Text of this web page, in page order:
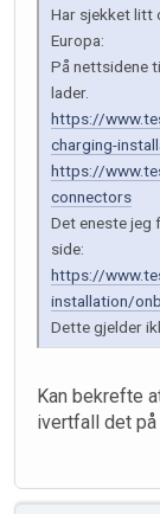
Har sjekket litt
Europa:
På nettsidene
lader.
https://
charging-
https://
connectors
Det eneste jeg
side:
https://
installation/
Dette gjelder
Kan bekrefte
ivertfall det